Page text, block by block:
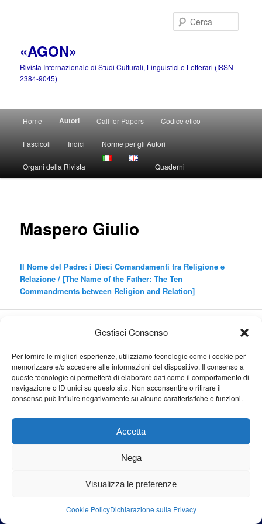
Gestisci Consenso
Per fornire le migliori esperienze, utilizziamo tecnologie come i cookie per
memorizzare e/o accedere alle informazioni del dispositivo. Il consenso a
queste tecnologie ci permetterà di elaborare dati come il comportamento di
navigazione o ID unici su questo sito. Non acconsentire o ritirare il
consenso può influire negativamente su alcune caratteristiche e funzioni.
Accetta
Nega
Visualizza le preferenze
Cookie PolicyDichiarazione sulla Privacy
«AGON»
Rivista Internazionale di Studi Culturali, Linguistici e Letterari (ISSN
2384-9045)
principale
Home Autori Call for Papers Codice etico
Fascicoli Indici Norme per gli Autori
Organi della Rivista Quaderni
Maspero Giulio
Il Nome del Padre: i Dieci Comandamenti tra Religione e
Relazione /[The Name of the Father: The Ten
Commandments between Religion and Relation]
Proudly powered by WordPress